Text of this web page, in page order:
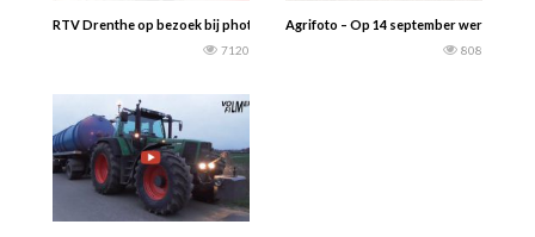
RTV Drenthe op bezoek bij photoshoot Boeren & Boerinnen Kalender voor de
7120
Agrifoto – Op 14 september werd in het
808